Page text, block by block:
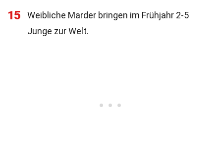
15
Weibliche Marder bringen im Frühjahr 2-5
Junge zur Welt.